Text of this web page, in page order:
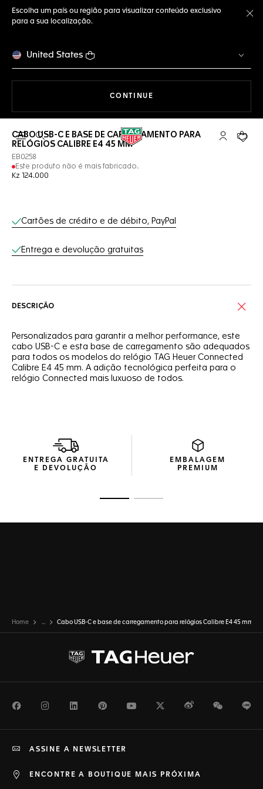
Escolha um país ou região para visualizar conteúdo exclusivo
para a sua localização.
United States
CONTINUE
Abrir a busca Conta My
Seu
CABO USB-C E BASE DE CARREGAMENTO PARA
RELÓGIOS CALIBRE E4 45 MM
EB0258
Este produto não é mais fabricado.
Kz 124.000
Serviços on-line
Cartões de crédito e de débito, PayPal
Entrega e devolução gratuitas
DESCRIÇÃO
Personalizados para garantir a melhor performance, este
cabo USB-C e esta base de carregamento são adequados
para todos os modelos do relógio TAG Heuer Connected
Calibre E4 45 mm. A adição tecnológica perfeita para o
relógio Connected mais luxuoso de todos.
ENTREGA GRATUITA
E DEVOLUÇÃO
EMBALAGEM
PREMIUM
Home ... Cabo USB-C e base de carregamento para relógios Calibre E4 45 mm
FacebookInstagramLinkedInPinterestYoutubeTwitterWeiboWeChat
ENCONTRE A BOUTIQUE MAIS PRÓXIMA
ASSINE A NEWSLETTER